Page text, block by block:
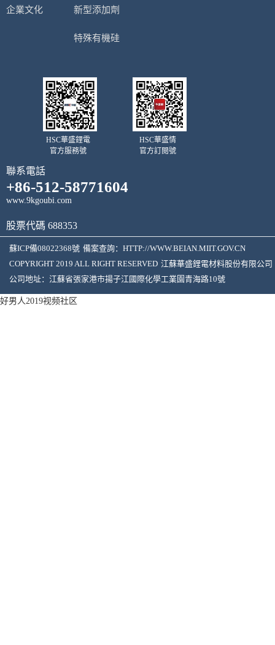
企業文化 新型添加劑
特殊有機硅
HSC華盛情
官方訂閱號
HSC華盛鋰電
官方服務號
聯系電話
+86-512-58771604
www.9kgoubi.com
股票代碼 688353
蘇ICP備08022368號 備案查詢： HTTP://WWW.BEIAN.MIIT.GOV.CN
COPYRIGHT 2019 ALL RIGHT RESERVED 江蘇華盛鋰電材料股份有限公司
公司地址：江蘇省張家港市揚子江國際化學工業園青海路10號
好男人2019视频社区